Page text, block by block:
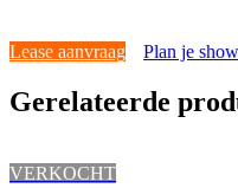
Lease aanvraag Plan je
Gerelateerde
VERKOCHT